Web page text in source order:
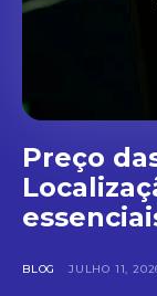
Preço
BLOG JULHO 11,